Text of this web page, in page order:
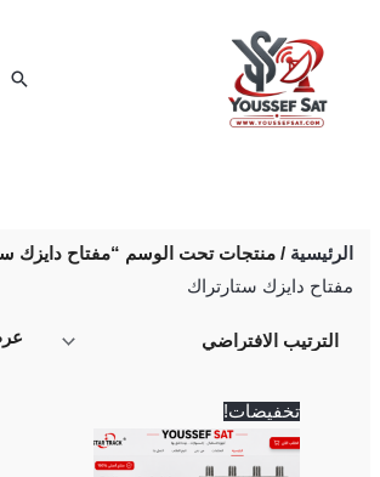
الرئيسية / منتجات تحت الوسم “مفتاح دايزك
مفتاح دايزك ستارتراك
تخفيضات!السعر
الأصلي
هو:
600 EGP.
هو:
500 EGP.